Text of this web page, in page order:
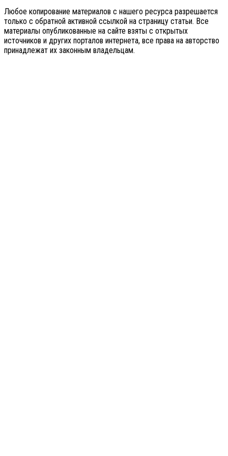
Любое копирование материалов с нашего ресурса разрешается
только с обратной активной ссылкой на страницу статьи. Все
материалы опубликованные на сайте взяты с открытых
источников и других порталов интернета, все права на авторство
принадлежат их законным владельцам.